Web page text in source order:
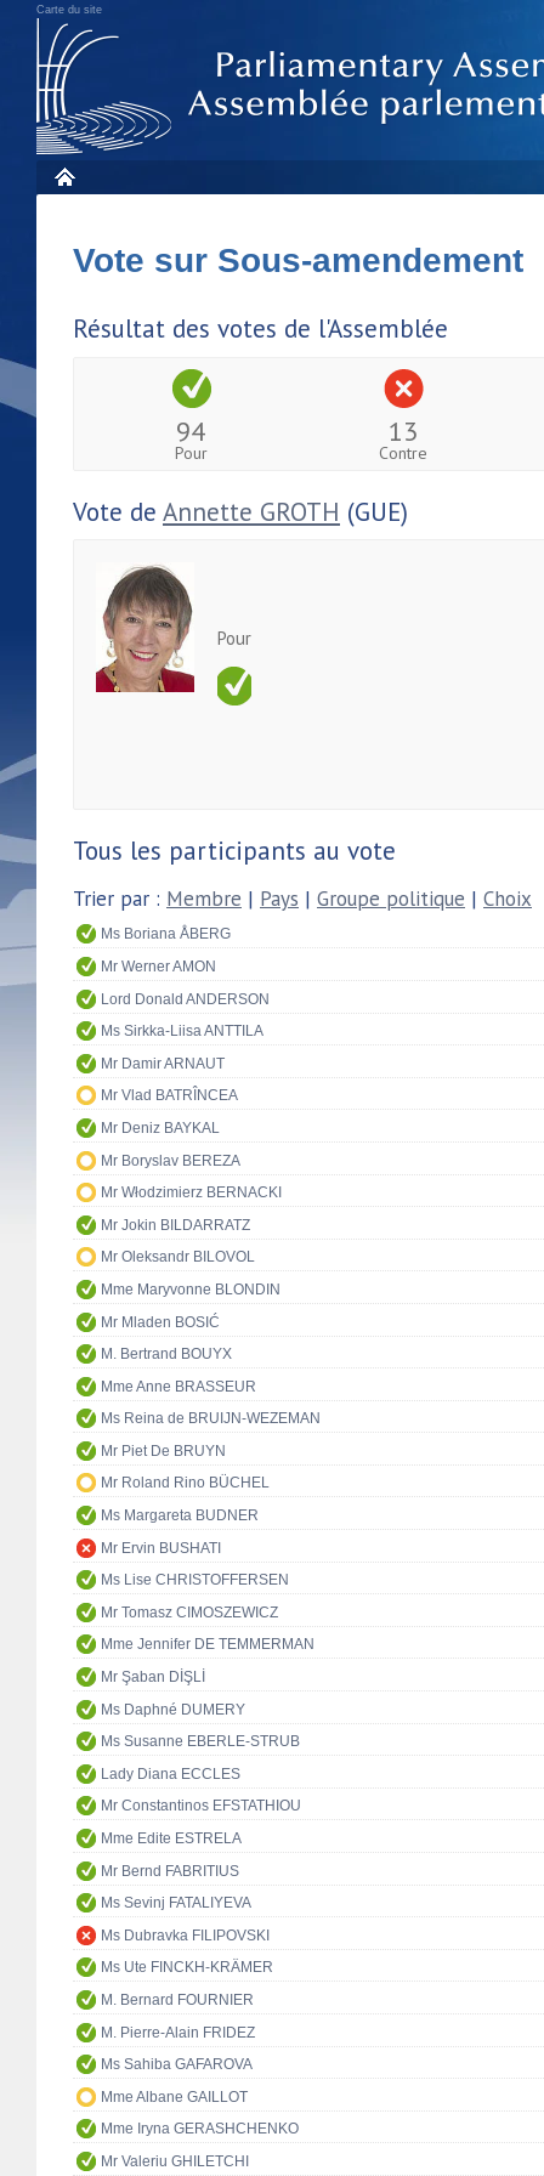
Carte du site
Vote sur Sous-amendement
Résultat des votes de l'Assemblée
94
Pour
13
Contre
Vote de Annette GROTH (GUE)
Pour
Tous les participants au vote
Trier par : Membre | Pays | Groupe politique | Choix
Ms Boriana ÅBERG
Mr Werner AMON
Lord Donald ANDERSON
Ms Sirkka-Liisa ANTTILA
Mr Damir ARNAUT
Mr Vlad BATRÎNCEA
Mr Deniz BAYKAL
Mr Boryslav BEREZA
Mr Włodzimierz BERNACKI
Mr Jokin BILDARRATZ
Mr Oleksandr BILOVOL
Mme Maryvonne BLONDIN
Mr Mladen BOSIĆ
M. Bertrand BOUYX
Mme Anne BRASSEUR
Ms Reina de BRUIJN-WEZEMAN
Mr Piet De BRUYN
Mr Roland Rino BÜCHEL
Ms Margareta BUDNER
Mr Ervin BUSHATI
Ms Lise CHRISTOFFERSEN
Mr Tomasz CIMOSZEWICZ
Mme Jennifer DE TEMMERMAN
Mr Şaban DİŞLİ
Ms Daphné DUMERY
Ms Susanne EBERLE-STRUB
Lady Diana ECCLES
Mr Constantinos EFSTATHIOU
Mme Edite ESTRELA
Mr Bernd FABRITIUS
Ms Sevinj FATALIYEVA
Ms Dubravka FILIPOVSKI
Ms Ute FINCKH-KRÄMER
M. Bernard FOURNIER
M. Pierre-Alain FRIDEZ
Ms Sahiba GAFAROVA
Mme Albane GAILLOT
Mme Iryna GERASHCHENKO
Mr Valeriu GHILETCHI